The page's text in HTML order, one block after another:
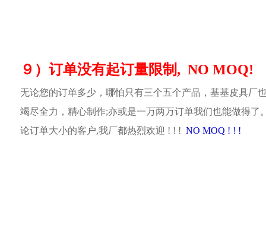
９）订单没有起订量限制, NO MOQ!
无论您的订单多少，哪怕只有三个五个产品，基基皮具厂
竭尽全力，精心制作;亦或是一万两万订单我们也能做得了
论订单大小的客户,我厂都热烈欢迎 ! ! ! NO MOQ ! ! !